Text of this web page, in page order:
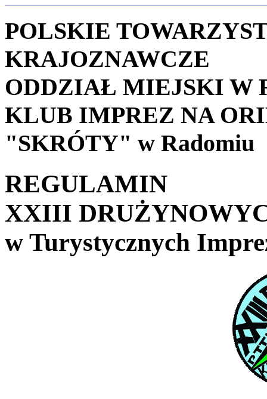
POLSKIE
KRAJOZNAWCZE
ODDZIAŁ MIEJSKI W
KLUB IMPREZ NA
"SKRÓTY" w Radomiu
REGULAMIN
XXIII
w Turystycznych